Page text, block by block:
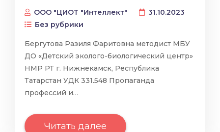
ООО "ЦИОТ "Интеллект"
31.10.2023
Без рубрики
Бергутова Разиля Фаритовна методист МБУ
ДО «Детский эколого-биологический центр»
НМР РТ г. Нижнекамск, Республика
Татарстан УДК 331.548 Пропаганда
профессий и…
Читать далее